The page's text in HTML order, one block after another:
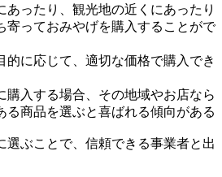
あったり、観光地の近くにあったり
寄っておみやげを購入することがで
的に応じて、適切な価格で購入でき
購入する場合、その地域やお店なら
る商品を選ぶと喜ばれる傾向がある
選ぶことで、信頼できる事業者と出